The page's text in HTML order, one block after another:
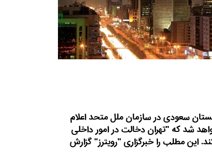
سعودی در سازمان ملل متحد اعلام
شد که "تهران دخالت در امور داخلی
این مطلب را خبرگزاری "رویترز" گزارش